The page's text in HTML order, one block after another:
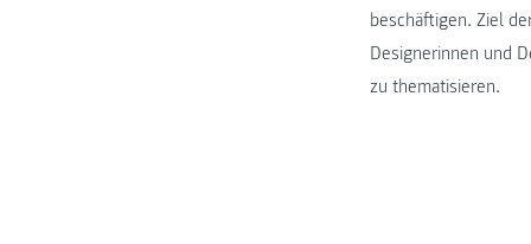
beschäftigen. Ziel
Designerinnen und
zu thematisieren.